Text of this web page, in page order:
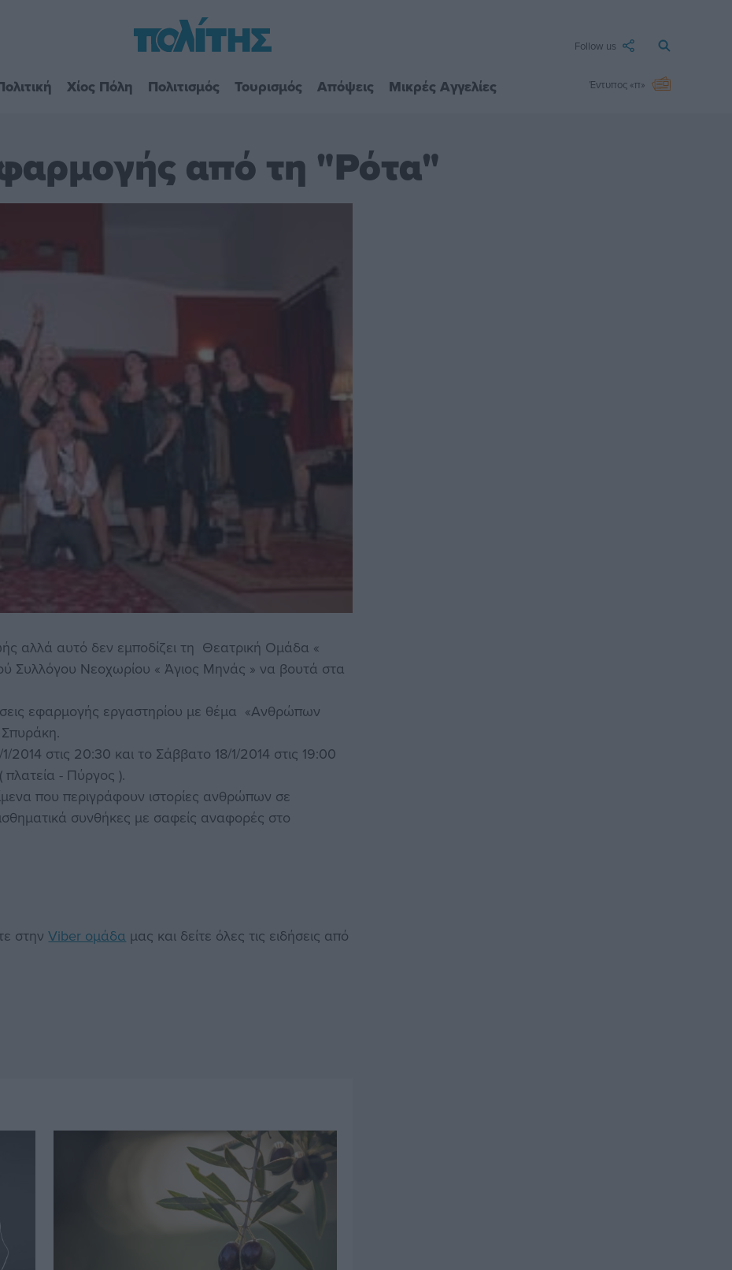
Follow us
Χίος Πόλη Πολιτισμός Τουρισμός Απόψεις Μικρές Αγγελίες Έντυπος «π»
από τη "Ρότα"
αλλά αυτό δεν εμποδίζει τη Θεατρική Ομάδα «
Συλλόγου Νεοχωρίου « Άγιος Μηνάς » να βουτά στα
εφαρμογής εργαστηρίου με θέμα «Ανθρώπων
στις 20:30 και το Σάββατο 18/1/2014 στις 19:00
- Πύργος ).
που περιγράφουν ιστορίες ανθρώπων σε
συνθήκες με σαφείς αναφορές στο
στηνViber ομάδα μας και δείτε όλες τις ειδήσεις από